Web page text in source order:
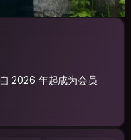
自 2026 年起成为会员